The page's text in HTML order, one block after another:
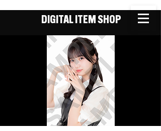
DIGITAL ITEM SHOP